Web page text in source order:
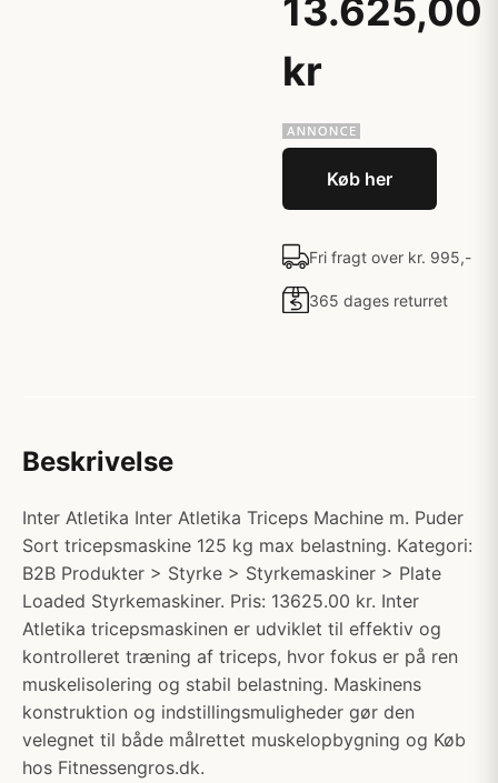
13.625,00
kr
Køb her
Fri fragt over kr. 995,-
365 dages returret
Beskrivelse
Inter Atletika Inter Atletika Triceps Machine m. Puder
Sort tricepsmaskine 125 kg max belastning. Kategori:
B2B Produkter > Styrke > Styrkemaskiner > Plate
Loaded Styrkemaskiner. Pris: 13625.00 kr. Inter
Atletika tricepsmaskinen er udviklet til effektiv og
kontrolleret træning af triceps, hvor fokus er på ren
muskelisolering og stabil belastning. Maskinens
konstruktion og indstillingsmuligheder gør den
velegnet til både målrettet muskelopbygning og Køb
hos Fitnessengros.dk.